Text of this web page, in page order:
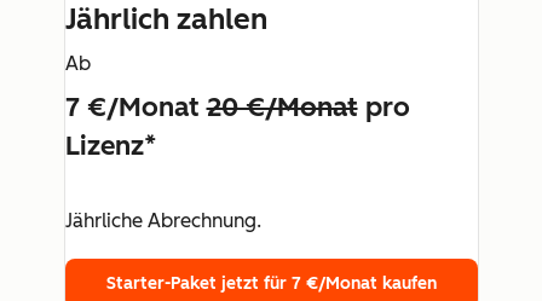
Jährlich zahlen
Ab
7 €/Monat20 €/Monatpro
Lizenz*
Jährliche Abrechnung.
Starter-Paket jetzt für 7 €/Monat kaufen